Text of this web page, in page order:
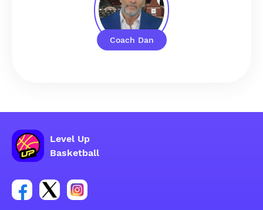
Coach Dan
Level Up
Basketball
Enlace para el grupo social de la cuenta de Facebook
Enlace para el grupo social de la cuenta de
Enlace para el grupo social de la cuenta